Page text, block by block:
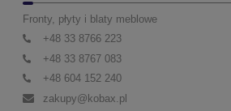
Fronty, płyty i blaty meblowe
+48 33 8766 223
+48 33 8767 083
+48 604 152 240
zakupy@kobax.pl